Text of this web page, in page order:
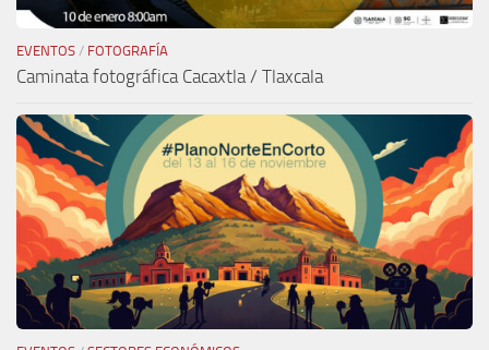
EVENTOS / FOTOGRAFÍA
Caminata fotográfica Cacaxtla / Tlaxcala